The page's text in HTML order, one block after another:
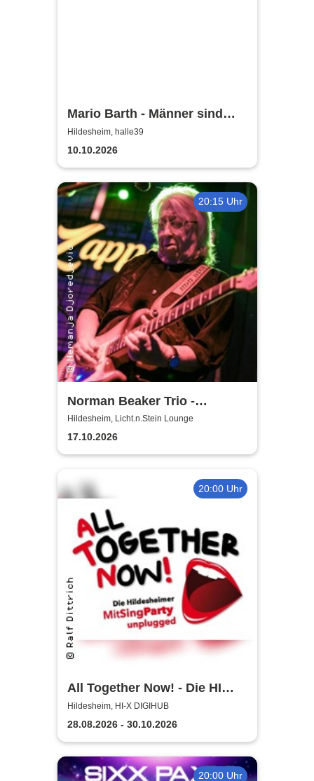
Mario Barth - Männer sind
nichts ohne die Frauen
Hildesheim, halle39
10.10.2026
20:15 Uhr
Norman Beaker Trio -
Licht.n.Stein Lounge
Hildesheim, Licht.n.Stein Lounge
17.10.2026
20:00 Uhr
All Together Now! - Die HI
MitSingParty
Hildesheim, HI-X DIGIHUB
28.08.2026 - 30.10.2026
20:00 Uhr